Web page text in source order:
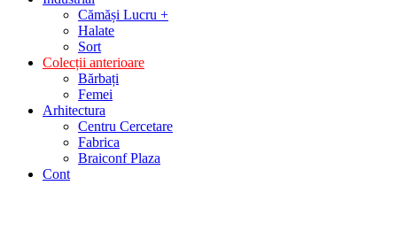
Cămăși Lucru +
Halate
Sort
Colecții anterioare
Bărbați
Femei
Arhitectura
Centru Cercetare
Fabrica
Braiconf Plaza
Cont